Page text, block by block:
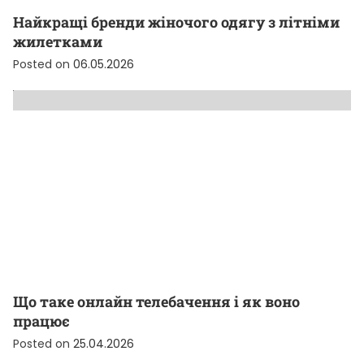
Найкращі бренди жіночого одягу з літніми
жилетками
Posted on 06.05.2026
Що таке онлайн телебачення і як воно
працює
Posted on 25.04.2026